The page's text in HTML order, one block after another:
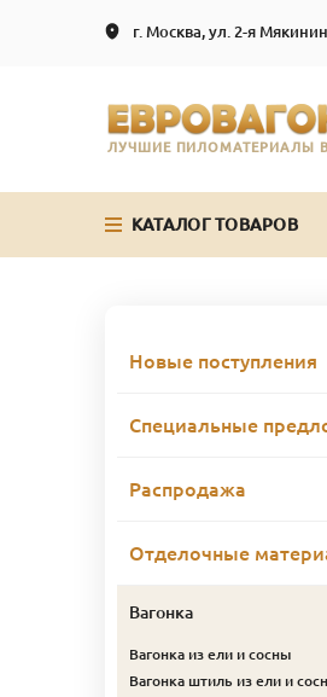
г. Москва, ул. 2-я
ЛУЧШИЕ ПИЛОМАТЕРИАЛЫ
КАТАЛОГ ТОВАРОВ
Новые поступления
Специальные
Распродажа
Отделочные
Вагонка
Вагонка из ели и сосны
Вагонка штиль из ели и